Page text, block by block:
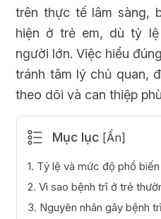
trên thực tế lâm sàng,
hiện ở trẻ em, dù tỷ
người lớn. Việc hiểu
tránh tâm lý chủ quan,
theo dõi và can thiệp
Mục lục [Ẩn]
1. Tỷ lệ và mức độ phổ biến
2. Vì sao bệnh trĩ ở trẻ
3. Nguyên nhân gây bệnh